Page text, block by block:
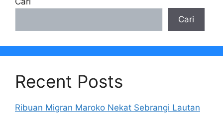
Cari
Recent Posts
Ribuan Migran Maroko Nekat Sebrangi Lautan